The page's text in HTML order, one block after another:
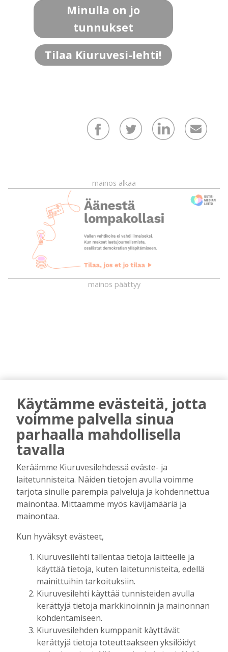
Minulla on jo
tunnukset
Tilaa Kiuruvesi-lehti!
mainos alkaa
mainos päättyy
AIEMMIN AIHEESTA
Kansalaisopiston ja Harkka-kerhojen
uudet lukuvuodet ovat alkamassa –
rehtori Maija-Leena Kemppaisella on
kuitenkin myös huolenaiheita
tulevaisuudesta
Tilaajille
Aku Laatikainen 7.8.2026 09:00
Uuden televisiosarjan kuvauksissa käy
hyörinä – Katso kuvista, miltä
kuvauspaikalla Kiuruveden keskustassa
näyttää
Tilaajille
Hanna Soini 31.7.2026 14:51
Kauppojen perustaminen maaseudulle
sallittiin 1860-luvun alussa – vähitellen
kaupanteko levittäytyi koko Kiuruvedelle
Tilaajille
Jouko Kokkonen 31.7.2026 12:00
Käytämme evästeitä, jotta
voimme palvella sinua
parhaalla mahdollisella
tavalla
Keräämme Kiuruvesilehdessä eväste- ja
laitetunnisteita. Näiden tietojen avulla voimme
tarjota sinulle parempia palveluja ja kohdennettua
mainontaa. Mittaamme myös kävijämääriä ja
mainontaa.
Kun hyväksyt evästeet,
Kiuruvesilehti tallentaa tietoja laitteelle ja
käyttää tietoja, kuten laitetunnisteita, edellä
mainittuihin tarkoituksiin.
Kiuruvesilehti käyttää tunnisteiden avulla
kerättyjä tietoja markkinoinnin ja mainonnan
kohdentamiseen.
Kiuruvesilehden kumppanit käyttävät
kerättyjä tietoja toteuttaakseen yksilöidyt